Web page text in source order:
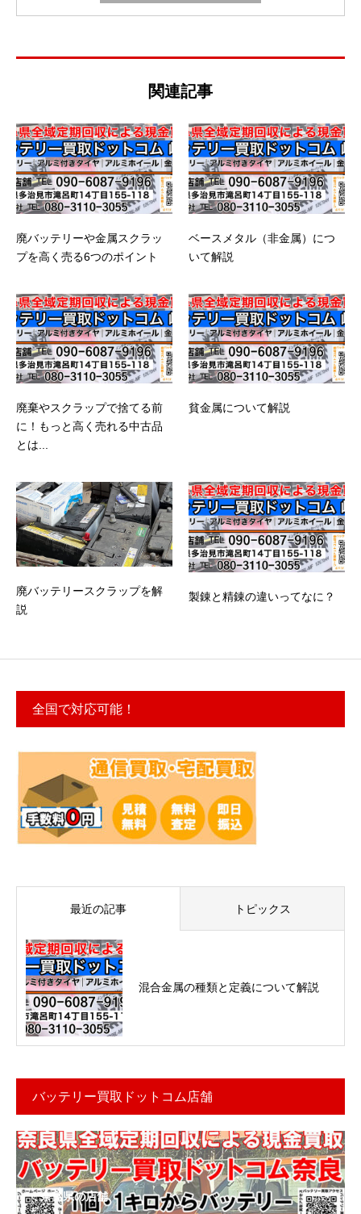
関連記事
廃バッテリーや金属スクラッ
プを高く売る6つのポイント
ベースメタル（非金属）につ
いて解説
廃棄やスクラップで捨てる前
に！もっと高く売れる中古品
とは...
貧金属について解説
廃バッテリースクラップを解
説
製錬と精錬の違いってなに？
全国で対応可能！
最近の記事 トピックス
混合金属の種類と定義について解説
バッテリー買取ドットコム店舗
奈良県の店舗